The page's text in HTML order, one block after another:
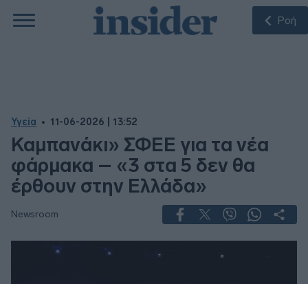
Ροή
Υγεία 11-06-2026 | 13:52
Καμπανάκι» ΣΦΕΕ για τα νέα
φάρμακα – «3 στα 5 δεν θα
έρθουν στην Ελλάδα»
Newsroom